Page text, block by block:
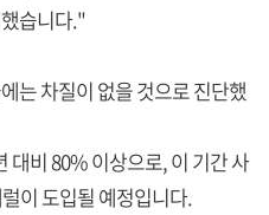
습니다."
는 차질이 없을 것으로 진단했
대비 80% 이상으로, 이 기간 사
이 도입될 예정입니다.